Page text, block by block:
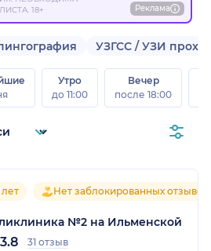
18+
Реклама
УЗГСС / УЗИ
Утро
до 11:00
Вечер
после 18:00
лет Нет заблокированных отзывов
№2 на Ильменской
3.8 31 отзыв